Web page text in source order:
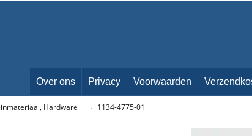
Over ons Privacy Voorwaarden
Hardware 1134-4775-01